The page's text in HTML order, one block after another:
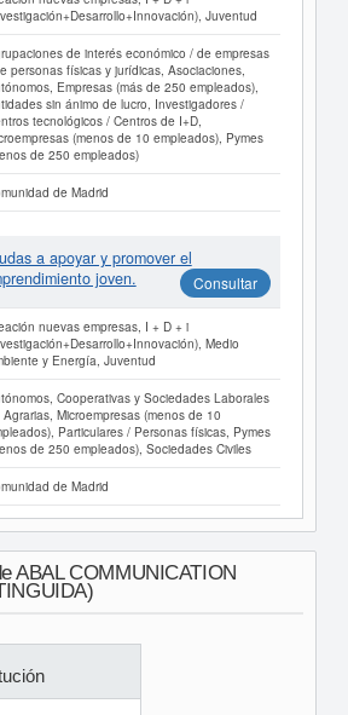
Juventud
de interés económico / de empresas
personas físicas y jurídicas, Asociaciones,
Empresas (más de 250 empleados),
sin ánimo de lucro, Investigadores /
tecnológicos / Centros de I+D,
(menos de 10 empleados), Pymes
de 250 empleados)
de Madrid
a apoyar y promover el
joven.
Consultar
nuevas empresas, I + D + i
Medio
y Energía, Juventud
Cooperativas y Sociedades Laborales
Microempresas (menos de 10
Particulares / Personas físicas, Pymes
de 250 empleados), Sociedades Civiles
de Madrid
ABAL COMMUNICATION